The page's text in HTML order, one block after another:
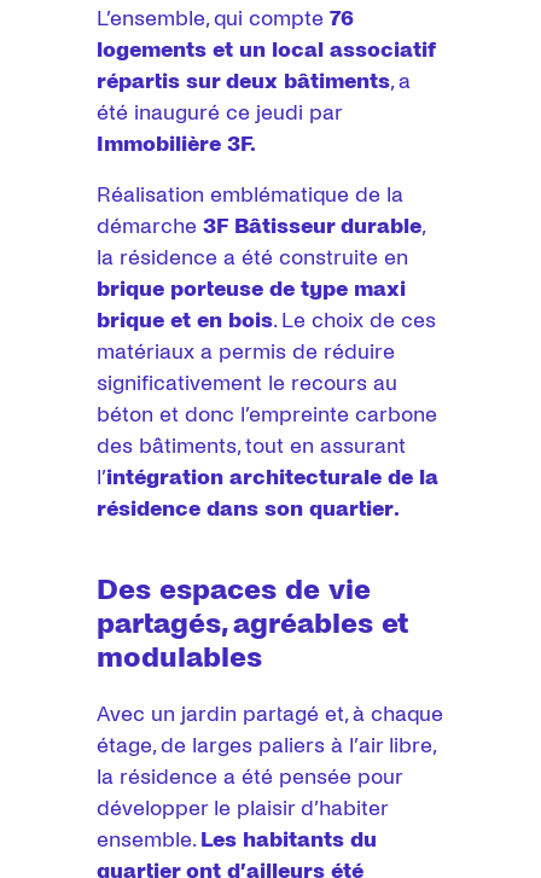
L’ensemble, qui compte 76
logements et un local associatif
répartis sur deux bâtiments, a
été inauguré ce jeudi par
Immobilière 3F.
Réalisation emblématique de la
démarche 3F Bâtisseur durable,
la résidence a été construite en
brique porteuse de type maxi
brique et en bois. Le choix de ces
matériaux a permis de réduire
significativement le recours au
béton et donc l’empreinte carbone
des bâtiments, tout en assurant
l’intégration architecturale de la
résidence dans son quartier.
Des espaces de vie
partagés, agréables et
modulables
Avec un jardin partagé et, à chaque
étage, de larges paliers à l’air libre,
la résidence a été pensée pour
développer le plaisir d’habiter
ensemble. Les habitants du
quartier ont d’ailleurs été